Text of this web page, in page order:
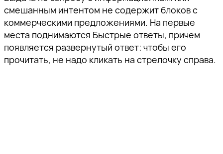
смешанным интентом не содержит блоков с
коммерческими предложениями. На первые
места поднимаются Быстрые ответы, причем
появляется развернутый ответ: чтобы его
прочитать, не надо кликать на стрелочку справа.